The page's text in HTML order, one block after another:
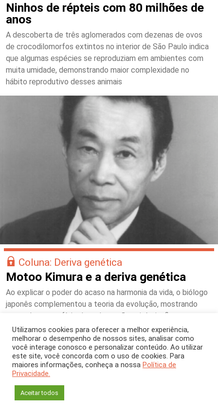
Ninhos de répteis com 80 milhões de
anos
A descoberta de três aglomerados com dezenas de ovos
de crocodilomorfos extintos no interior de São Paulo indica
que algumas espécies se reproduziam em ambientes com
muita umidade, demonstrando maior complexidade no
hábito reprodutivo desses animais
Coluna: Deriva genética
Motoo Kimura e a deriva genética
Ao explicar o poder do acaso na harmonia da vida, o biólogo
japonês complementou a teoria da evolução, mostrando
que, sob a superfície das adaptações visíveis, fluem
mudanças constantes e silenciosas
Utilizamos cookies para oferecer a melhor experiência,
melhorar o desempenho de nossos sites, analisar como
você interage conosco e personalizar conteúdo. Ao utilizar
este site, você concorda com o uso de cookies. Para
maiores informações, conheça a nossa Política de
Privacidade.
Aceitar todos